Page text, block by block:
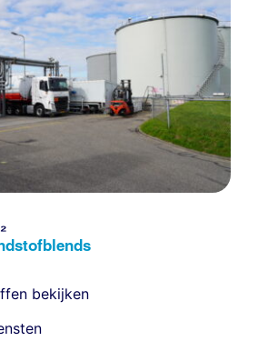
bekijken